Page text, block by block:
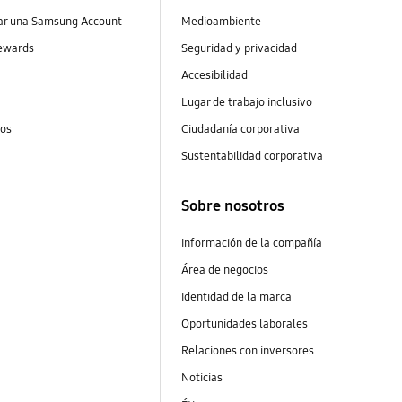
una Samsung Account
Medioambiente
Seguridad y privacidad
Accesibilidad
Lugar de trabajo inclusivo
Ciudadanía corporativa
Sustentabilidad corporativa
Sobre nosotros
Información de la compañía
Área de negocios
Identidad de la marca
Oportunidades laborales
Relaciones con inversores
Noticias